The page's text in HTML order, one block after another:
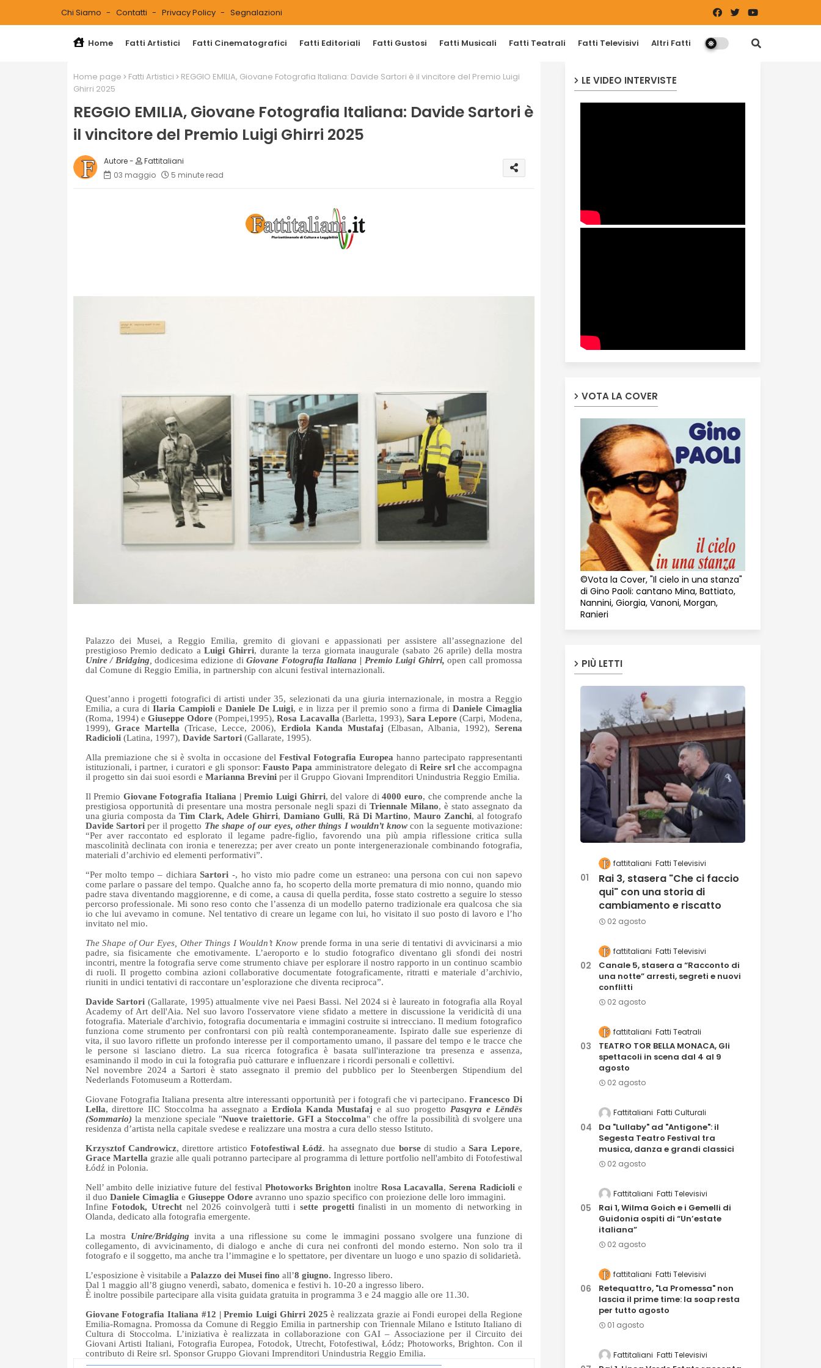
Chi Siamo Contatti Privacy Policy Segnalazioni
Home Fatti Artistici Fatti Cinematografici Fatti Editoriali Fatti Gustosi Fatti Musicali Fatti Teatrali Fatti Televisivi Altri Fatti
Home page Fatti Artistici
REGGIO EMILIA, Giovane Fotografia Italiana: Davide Sartori è il vincitore del Premio Luigi
Ghirri 2025
REGGIO EMILIA, Giovane Fotografia Italiana: Davide Sartori è
il vincitore del Premio Luigi Ghirri 2025
Fattitaliani
03 maggio
5 minute read
Palazzo dei Musei, a Reggio Emilia, gremito di giovani e appassionati per assistere all’assegnazione del
prestigioso Premio dedicato aLuigi Ghirri, durante la terza giornata inaugurale (sabato 26 aprile) della mostra
Unire / Bridging dodicesima edizione diGiovane Fotografia Italiana | Premio Luigi Ghirri, open call promossa
dal Comune di Reggio Emilia, in partnership con alcuni festival internazionali.
Quest’anno i progetti fotografici di artisti under 35, selezionati da una giuria internazionale, in mostra a Reggio
Emilia, a cura di Ilaria Campiolie Daniele De Luigi, e in lizza per il premio sono a firma di Daniele Cimaglia
(Roma, 1994) e Giuseppe Odore(Pompei,1995),Rosa Lacavalla (Barletta, 1993),Sara Lepore (Carpi, Modena,
1999),Grace Martella (Tricase, Lecce, 2006), Erdiola Kanda Mustafaj(Elbasan, Albania, 1992), Serena
Radicioli (Latina, 1997), Davide Sartori (Gallarate, 1995).
Alla premiazione che si è svolta in occasione del Festival Fotografia Europea hanno partecipato rappresentanti
istituzionali, i partner, i curatori e gli sponsor: Fausto Papa amministratore delegato diReire srlche accompagna
il progetto sin dai suoi esordi e Marianna Breviniper il Gruppo Giovani Imprenditori Unindustria Reggio Emilia.
Il Premio Giovane Fotografia Italiana | Premio Luigi Ghirri, del valore di4000 euro, che comprende anche la
prestigiosa opportunità di presentare una mostra personale negli spazi diTriennale Milano, è stato assegnato da
una giuria composta daTim Clark, Adele Ghirri, Damiano Gulli, Rä Di Martino, Mauro Zanchi, al fotografo
Davide Sartoriper il progetto The shape of our eyes, other things I wouldn’t knowcon la seguente motivazione:
“Per aver raccontato ed esplorato il legame padre-figlio, favorendo una più ampia riflessione critica sulla
mascolinità declinata con ironia e tenerezza; per aver creato un ponte intergenerazionale combinando fotografia,
materiali d’archivio ed elementi performativi”.
“Per molto tempo – dichiaraSartori -, ho visto mio padre come un estraneo: una persona con cui non sapevo
come parlare o passare del tempo. Qualche anno fa, ho scoperto della morte prematura di mio nonno, quando mio
padre stava diventando maggiorenne, e di come, a causa di quella perdita, fosse stato costretto a seguire lo stesso
percorso professionale. Mi sono reso conto che l’assenza di un modello paterno tradizionale era qualcosa che sia
io che lui avevamo in comune. Nel tentativo di creare un legame con lui, ho visitato il suo posto di lavoro e l’ho
invitato nel mio.
The Shape of Our Eyes, Other Things I Wouldn’t Know prende forma in una serie di tentativi di avvicinarsi a mio
padre, sia fisicamente che emotivamente. L’aeroporto e lo studio fotografico diventano gli sfondi dei nostri
incontri, mentre la fotografia serve come strumento chiave per esplorare il nostro rapporto in un continuo scambio
di ruoli. Il progetto combina azioni collaborative documentate fotograficamente, ritratti e materiale d’archivio,
riuniti in undici tentativi di raccontare un’esplorazione che diventa reciproca”.
Davide Sartori (Gallarate, 1995) attualmente vive nei Paesi Bassi. Nel 2024 si è laureato in fotografia alla Royal
Academy of Art dell'Aia. Nel suo lavoro l'osservatore viene sfidato a mettere in discussione la veridicità di una
fotografia. Materiale d'archivio, fotografia documentaria e immagini costruite si intrecciano. Il medium fotografico
funziona come strumento per confrontarsi con più realtà contemporaneamente. Ispirato dalle sue esperienze di
vita, il suo lavoro riflette un profondo interesse per il comportamento umano, il passare del tempo e le tracce che
le persone si lasciano dietro. La sua ricerca fotografica è basata sull'interazione tra presenza e assenza,
esaminando il modo in cui la fotografia può catturare e influenzare i ricordi personali e collettivi.
Nel novembre 2024 a Sartori è stato assegnato il premio del pubblico per lo Steenbergen Stipendium del
Nederlands Fotomuseum a Rotterdam.
Giovane Fotografia Italiana presenta altre interessanti opportunità per i fotografi che vi partecipano.Francesco Di
Lella, direttore IIC Stoccolma ha assegnato a Erdiola Kanda Mustafaj e al suo progetto Pasqyra e Lëndës
(Sommario) la menzione speciale "Nuove traiettorie. GFI a Stoccolma" che offre la possibilità di svolgere una
residenza d’artista nella capitale svedese e realizzare una mostra a cura dello stesso Istituto.
Krzysztof Candrowicz, direttore artistico Fotofestiwal Łódź. ha assegnato due borsedi studio aSara Lepore,
Grace Martella grazie alle quali potranno partecipare al programma di letture portfolio nell'ambito di Fotofestiwal
Łódź in Polonia.
Nell’ ambito delle iniziative future del festival Photoworks Brighton inoltre Rosa Lacavalla,Serena Radiciolie
il duo Daniele Cimaglia e Giuseppe Odoreavranno uno spazio specifico con proiezione delle loro immagini.
InfineFotodok, Utrechtnel 2026 coinvolgerà tutti i sette progettifinalisti in un momento di networking in
Olanda, dedicato alla fotografia emergente.
La mostra Unire/Bridging invita a una riflessione su come le immagini possano svolgere una funzione di
collegamento, di avvicinamento, di dialogo e anche di cura nei confronti del mondo esterno. Non solo tra il
fotografo e il soggetto, ma anche tra l’immagine e lo spettatore, per diventare un luogo e uno spazio di solidarietà.
L’esposizione è visitabile a Palazzo dei Musei fino all’8 giugno. Ingresso libero.
Dal 1 maggio all’8 giugno venerdì, sabato, domenica e festivi h. 10-20 a ingresso libero.
È inoltre possibile partecipare alla visita guidata gratuita in programma 3 e 24 maggio alle ore 11.30.
Giovane Fotografia Italiana #12 | Premio Luigi Ghirri 2025è realizzata grazie ai Fondi europei della Regione
Emilia-Romagna. Promossa da Comune di Reggio Emilia in partnership con Triennale Milano e Istituto Italiano di
Cultura di Stoccolma. L’iniziativa è realizzata in collaborazione con GAI – Associazione per il Circuito dei
Giovani Artisti Italiani, Fotografia Europea, Fotodok, Utrecht, Fotofestiwal, Łódz; Photoworks, Brighton. Con il
contributo di Reire srl. Sponsor Gruppo Giovani Imprenditori Unindustria Reggio Emilia.
LE VIDEO INTERVISTE
VOTA LA COVER
©Vota la Cover, "Il cielo in una stanza"
di Gino Paoli: cantano Mina, Battiato,
Nannini, Giorgia, Vanoni, Morgan,
Ranieri
PIÙ LETTI
fattitaliani Fatti Televisivi
Rai 3, stasera "Che ci faccio
qui" con una storia di
cambiamento e riscatto
02 agosto
fattitaliani Fatti Televisivi
Canale 5, stasera a “Racconto di
una notte” arresti, segreti e nuovi
conflitti
02 agosto
fattitaliani Fatti Teatrali
TEATRO TOR BELLA MONACA, Gli
spettacoli in scena dal 4 al 9
agosto
02 agosto
Fattitaliani Fatti Culturali
Da "Lullaby" ad "Antigone": il
Segesta Teatro Festival tra
musica, danza e grandi classici
02 agosto
Fattitaliani Fatti Televisivi
Rai 1, Wilma Goich e i Gemelli di
Guidonia ospiti di “Un’estate
italiana”
02 agosto
fattitaliani Fatti Televisivi
Retequattro, "La Promessa" non
lascia il prime time: la soap resta
per tutto agosto
01 agosto
Fattitaliani Fatti Televisivi